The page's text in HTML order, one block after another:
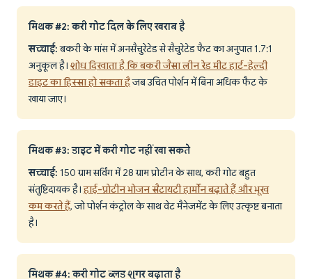
मिथक #2: करी गोट दिल के लिए खराब है
सच्चाई:बकरी के मांस में अनसैचुरेटेड से सैचुरेटेड फैट का अनुपात 1.7:1
अनुकूल है। शोध दिखाता है कि बकरी जैसा लीन रेड मीट हार्ट-हेल्दी
डाइट का हिस्सा हो सकता हैजब उचित पोर्शन में बिना अधिक फैट के
खाया जाए।
मिथक #3: डाइट में करी गोट नहीं खा सकते
सच्चाई: 150 ग्राम सर्विंग में 28 ग्राम प्रोटीन के साथ, करी गोट बहुत
संतुष्टिदायक है।हाई-प्रोटीन भोजन सैटायटी हार्मोन बढ़ाते हैं और भूख
कम करते हैं, जो पोर्शन कंट्रोल के साथ वेट मैनेजमेंट के लिए उत्कृष्ट बनाता
है।
मिथक #4: करी गोट ब्लड शुगर बढ़ाता है